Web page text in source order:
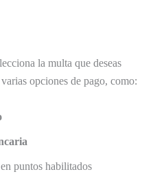
la multa que deseas
opciones de pago, como:
en puntos habilitados